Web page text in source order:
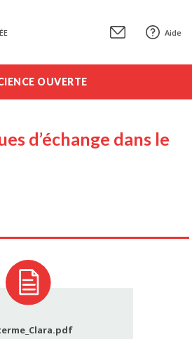
Aide
OUVERTE
d’échange dans le